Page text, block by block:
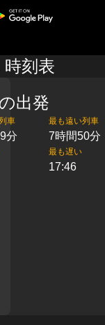
時刻表
出発
車
分
最も遠い列車
7時間50分
最も遅い
17:46